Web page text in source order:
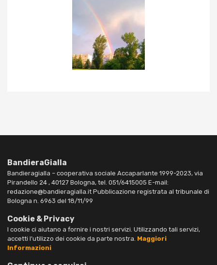
BandieraGialla
Bandieragialla – cooperativa sociale Accaparlante 1999-2023, via
Pirandello 24 , 40127 Bologna, tel. 051/6415005 E-mail:
redazione@bandieragialla.it Pubblicazione registrata al tribunale di
Bologna n. 6963 del 18/11/99
Cookie & Privacy
I cookie ci aiutano a fornire i nostri servizi. Utilizzando tali servizi,
accetti l’utilizzo dei cookie da parte nostra. Maggiori
Informazioni